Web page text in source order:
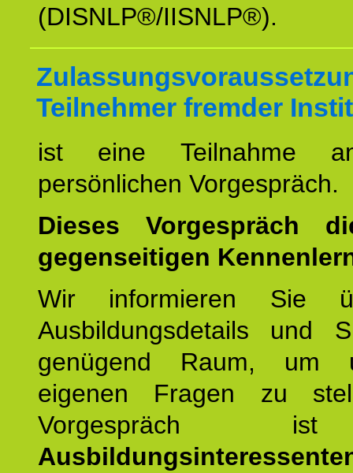
(DISNLP®/IISNLP®).
Teilnehmer fremder
ist eine Teilnahme
persönlichen Vorgespräch.
Dieses Vorgespräch
gegenseitigen
Wir informieren Sie
Ausbildungsdetails und
genügend Raum, um
eigenen Fragen zu